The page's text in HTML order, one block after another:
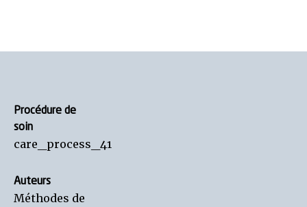
Procédure de
soin
care_process_41
Auteurs
Méthodes de